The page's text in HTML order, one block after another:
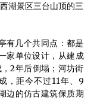
湖景区三台山顶的三
有几个共同点：都是
家单位设计，从建成
2年后倒塌；河坊街
，距今不过11年、9
边的仿古建筑保质期